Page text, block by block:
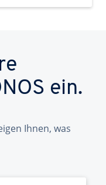
ein.
Ihnen, was